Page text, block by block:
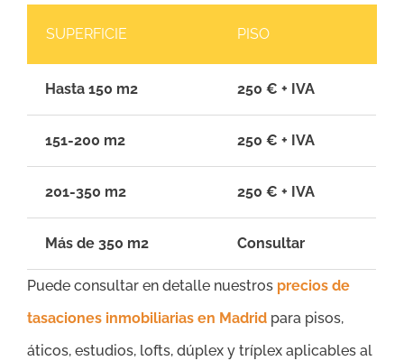
SUPERFICIE PISO
Hasta 150 m2 250 € + IVA
151-200 m2 250 € + IVA
201-350 m2 250 € + IVA
Más de 350 m2 Consultar
Puede consultar en detalle nuestros precios de
tasaciones inmobiliarias en Madrid para pisos,
áticos, estudios, lofts, dúplex y tríplex aplicables al